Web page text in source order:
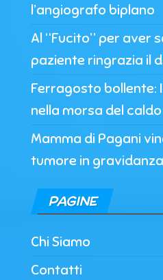
l’angiografo biplano
Al “Fucito” per aver
paziente ringrazia il
Ferragosto bollente:
nella morsa del
Mamma di Pagani
tumore in gravidanza
PAGINE
Chi Siamo
Contatti